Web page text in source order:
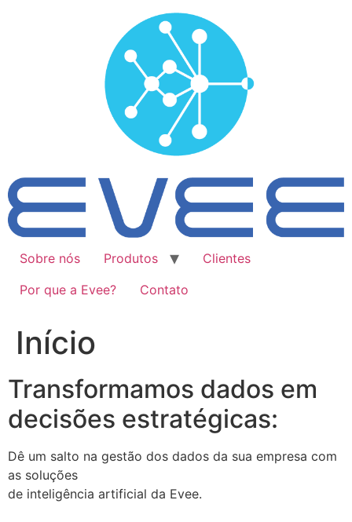
Sobre nós Produtos
Clientes
Por que a Evee?
Contato
Início
Transformamos dados em
decisões estratégicas:
Dê um salto na gestão dos dados da sua empresa com
as soluções
de inteligência artificial da Evee.